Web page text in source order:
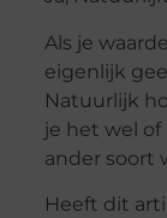
Als je
eigenlijk
Natuurlijk
je het wel
ander soort
Heeft dit